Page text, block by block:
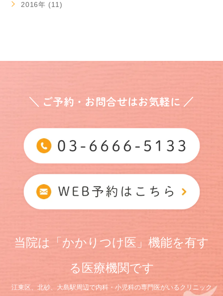
2016年 (11)
＼ ご予約・お問合せはお気軽に ／
当院は「かかりつけ医」機能を有す
る医療機関です
江東区、北砂、大島駅周辺で内科・小児科の専門医がいるクリニック